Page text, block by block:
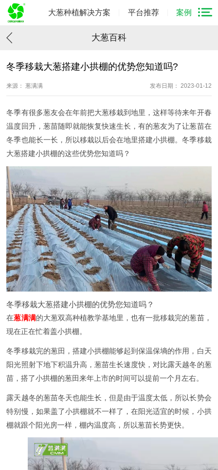
大葱种植解决方案 平台推荐 案例
大葱百科
冬季移栽大葱搭建小拱棚的优势您知道吗?
来源： 葱满满 发布日期： 2023-01-12
冬季有很多葱友会在年前把大葱移栽到地里，这样等待来年开春
温度回升，葱苗随即就能恢复快速生长，有的葱友为了让葱苗在
冬季也能长一长，所以移栽以后会在地里搭建小拱棚。冬季移栽
大葱搭建小拱棚的这些优势您知道吗？
冬季移栽大葱搭建小拱棚的优势您知道吗？
在葱满满的大葱双高种植教学基地里，也有一批移栽完的葱苗，
现在正在忙着盖小拱棚。
冬季移栽完的葱田，搭建小拱棚能够起到保温保墒的作用，白天
阳光照射下地下积温升高，葱苗生长速度快，对比露天越冬的葱
苗，搭了小拱棚的葱田来年上市的时间可以提前一个月左右。
露天越冬的葱苗冬天也能生长，但是由于温度太低，所以长势会
特别慢，如果盖了小拱棚就不一样了，在阳光适宜的时候，小拱
棚就跟个阳光房一样，棚内温度高，所以葱苗长势更快。